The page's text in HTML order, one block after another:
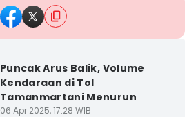
Puncak Arus Balik, Volume
Kendaraan di Tol
Tamanmartani Menurun
06 Apr 2025, 17:28 WIB